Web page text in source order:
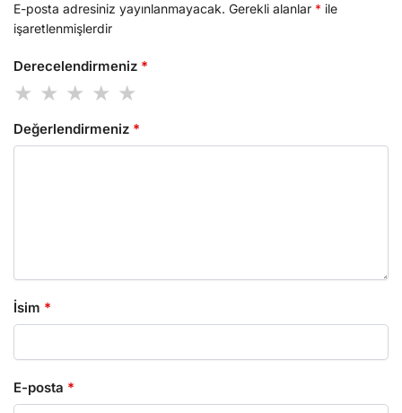
E-posta adresiniz yayınlanmayacak. Gerekli alanlar * ile
işaretlenmişlerdir
Derecelendirmeniz *
Değerlendirmeniz *
İsim *
E-posta *